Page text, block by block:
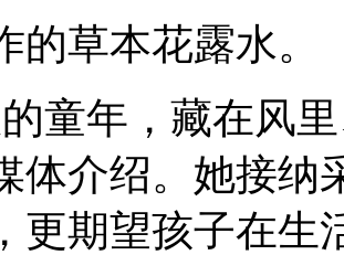
的草本花露水。
童年，藏在风
体介绍。她接纳
更期望孩子在生